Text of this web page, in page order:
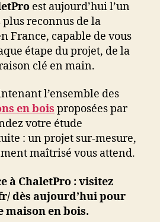
est aujourd’hui l’un
plus reconnus de la
France, capable de vous
étape du projet, de la
clé en main.
l’ensemble des
en bois proposées par
votre étude
: un projet sur-mesure,
maîtrisé vous attend.
à ChaletPro : visitez
dès aujourd’hui pour
maison en bois.